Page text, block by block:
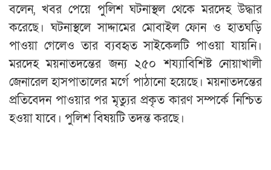
বলেন, খবর পেয়ে পুলিশ ঘটনাস্থল থেকে মরদেহ উদ্ধার
করেছে। ঘটনাস্থলে সাদ্দামের মোবাইল ফোন ও হাতঘড়ি
পাওয়া গেলেও তার ব্যবহৃত সাইকেলটি পাওয়া যায়নি।
মরদেহ ময়নাতদন্তের জন্য ২৫০ শয্যাবিশিষ্ট নোয়াখালী
জেনারেল হাসপাতালের মর্গে পাঠানো হয়েছে। ময়নাতদন্তের
প্রতিবেদন পাওয়ার পর মৃত্যুর প্রকৃত কারণ সম্পর্কে নিশ্চিত
হওয়া যাবে। পুলিশ বিষয়টি তদন্ত করছে।